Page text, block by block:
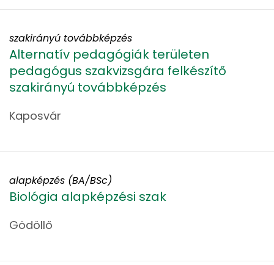
Alternatív pedagógiák területen
pedagógus szakvizsgára felkészítő
szakirányú továbbképzés
Kaposvár
szakirányú továbbképzés
Biológia alapképzési szak
Gödöllő
alapképzés (BA/BSc)